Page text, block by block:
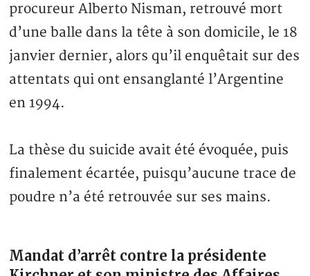
procureur Alberto Nisman, retrouvé mort
d’une balle dans la tête à son domicile, le 18
janvier dernier, alors qu’il enquêtait sur des
attentats qui ont ensanglanté l’Argentine
en 1994.
La thèse du suicide avait été évoquée, puis
finalement écartée, puisqu’aucune trace de
poudre n’a été retrouvée sur ses mains.
Mandat d’arrêt contre la présidente